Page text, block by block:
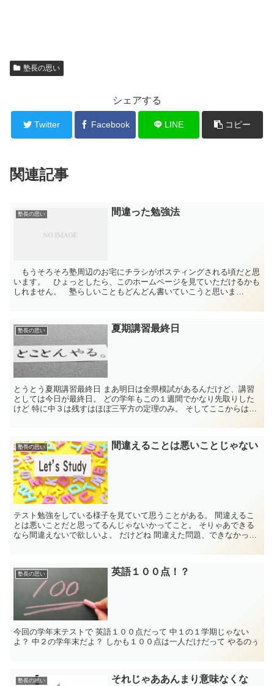
塾長の思い
シェアする
Twitter Facebook LINE コピー
関連記事
塾長の思い 間違った勉強法
もうそろそろ塾周辺のお宅にチラシがポスティングされる頃だと思
います。 ひょっとしたら、このホームページを見ていただけるかも
しれません。 塾らしいこともどんどん書いていこうと思いま
塾長の思い 夏期講習最終日
とうとう夏期講習最終日 まあ明日は全県模試があるんだけど、講習
としては今日が最終日。 どの学年もこの１週間でかなり先取りした
けど 特に中３は残すはほぼ三平方の定理のみ。 そしてここからは猛
塾長の思い 間違えることは悪いことじゃない
テスト勉強をしている様子を見ていて思うことがある。 間違えるこ
とは悪いことだと思ってるんじゃないかってこと。 そりゃあできる
なら間違えないで欲しいよ。 だけどね 間違えた問題、できなかった
塾長の思い 英語１００点！？
今回の学年末テストで 英語１００点だって 中１の１学期じゃない
よ？ 中２の学年末だよ？ しかも１００点は一人だけだって やるのぅ
塾長の思い
それじゃああんまり意味なくな